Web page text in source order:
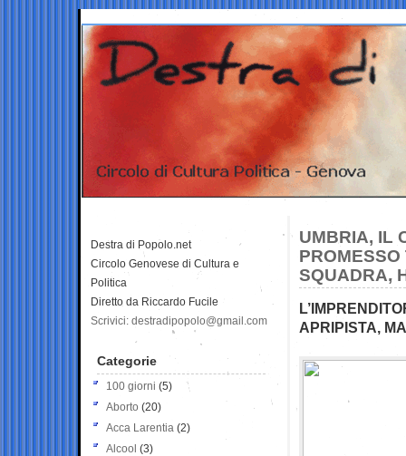
UMBRIA, IL
SQUADRA,
APRIPISTA,
Destra di Popolo.net
Circolo Genovese di Cultura e
Politica
Diretto da Riccardo Fucile
Scrivici: destradipopolo@gmail.com
Categorie
100 giorni (5)
Aborto (20)
Acca Larentia (2)
Alcool (3)